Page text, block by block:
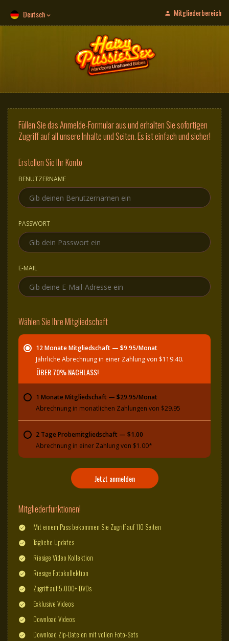
Deutsch Mitgliederbereich
Füllen Sie das Anmelde-Formular aus und erhalten Sie sofortigen
Zugriff auf all unsere Inhalte und Seiten. Es ist einfach und sicher!
Erstellen Sie Ihr Konto
BENUTZERNAME
PASSWORT
E-MAIL
Wählen Sie Ihre Mitgliedschaft
12 Monate Mitgliedschaft — $9.95/Monat
Jährliche Abrechnung in einer Zahlung von $119.40.
ÜBER 70% NACHLASS!
1 Monate Mitgliedschaft — $29.95/Monat
Abrechnung in monatlichen Zahlungen von $29.95
2 Tage Probemitgliedschaft — $1.00
Abrechnung in einer Zahlung von $1.00*
Jetzt anmelden
Mitgliederfunktionen!
Mit einem Pass bekommen Sie Zugriff auf 110 Seiten
Tägliche Updates
Riesige Video Kollektion
Riesige Fotokollektion
Zugriff auf 5.000+ DVDs
Exklusive Videos
Download Videos
Download Zip-Dateien mit vollen Foto-Sets